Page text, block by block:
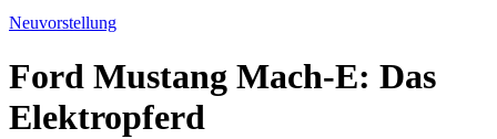
Neuvorstellung
Ford Mustang Mach-E: Das
Elektropferd